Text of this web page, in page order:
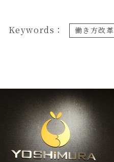
Keywords： 働き方改革